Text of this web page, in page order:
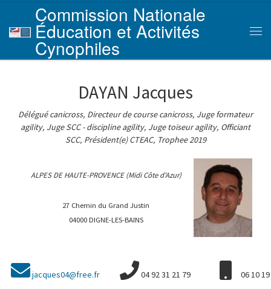
Skip to content
Commission Nationale
Éducation et Activités
Cynophiles
DAYAN Jacques
Délégué canicross, Directeur de course canicross, Juge formateur
agility, Juge SCC - discipline agility, Juge toiseur agility, Officiant
SCC, Président(e) CTEAC, Trophee 2019
ALPES DE HAUTE-PROVENCE (Midi Côte d'Azur)
27 Chemin du Grand Justin
04000 DIGNE-LES-BAINS
jacques04@free.fr 04 92 31 21 79
06 10 19